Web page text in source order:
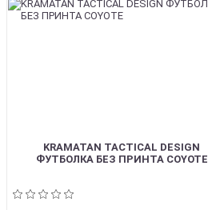
KRAMATAN TACTICAL DESIGN
ФУТБОЛКА БЕЗ ПРИНТА COYOTE